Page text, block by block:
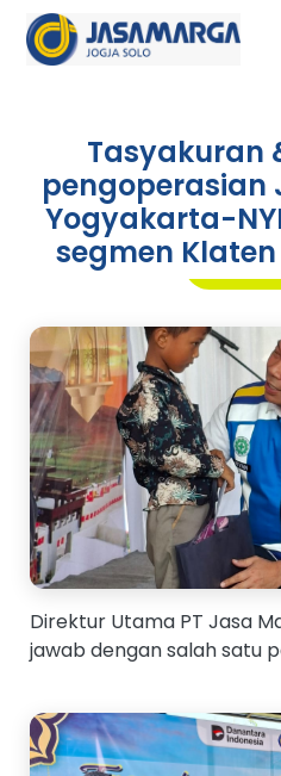
Tasyakuran
pengoperasian
Yogyakarta-
segmen
Direktur Utama PT Jasa
jawab dengan salah satu